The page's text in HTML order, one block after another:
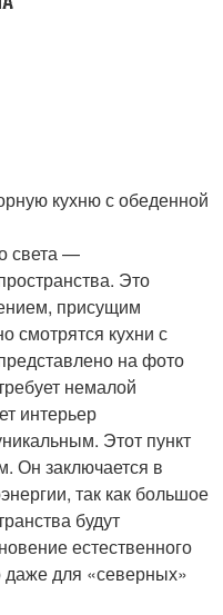
кухню с обеденной
света —
Это
присущим
смотрятся кухни с
на фото
немалой
интерьер
Этот пункт
Он заключается в
так как большое
будут
естественного
даже для «северных»